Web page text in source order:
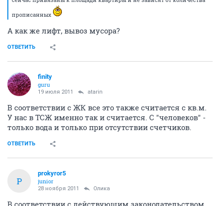
прописанных
А как же лифт, вывоз мусора?
ОТВЕТИТЬ
finity
guru
19 июля 2011 atarin
В соответствии с ЖК все это также считается с кв.м.
У нас в ТСЖ именно так и считается. С "человеков" -
только вода и только при отсутствии счетчиков.
ОТВЕТИТЬ
P
prokyror5
junior
28 ноября 2011 Олика
В соответствии с действующим законодательством